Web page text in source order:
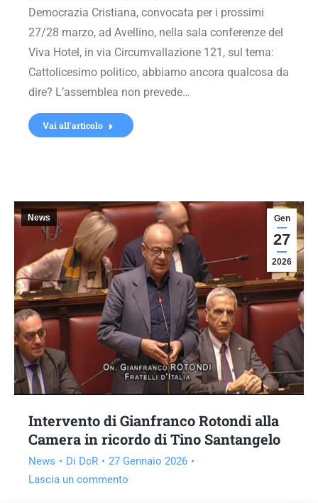
Democrazia Cristiana, convocata per i prossimi
27/28 marzo, ad Avellino, nella sala conferenze del
Viva Hotel, in via Circumvallazione 121, sul tema:
Cattolicesimo politico, abbiamo ancora qualcosa da
dire? L’assemblea non prevede…
Vai all'articolo
Gen
27
2026
News
Intervento di Gianfranco Rotondi alla
Camera in ricordo di Tino Santangelo
News Di DcR
27 Gennaio 2026
Lascia un commento